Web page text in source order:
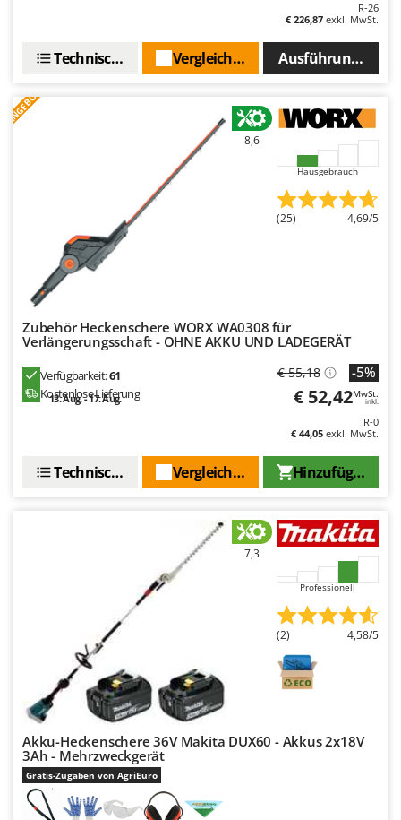
R-26
€ 226,87 exkl. MwSt.
Ausführungen(3)
Vergleichen Sie
Technische Daten
ANGEBOT
8,6
Hausgebrauch
(25) 4,69/5
Zubehör Heckenschere WORX WA0308 für
Verlängerungsschaft - OHNE AKKU UND LADEGERÄT
Verfügbarkeit:61
Kostenlose Lieferung
13. Aug. - 17. Aug.
€ 55,18 -5%
€ 52,42MwSt.
inkl.
R-0
€ 44,05 exkl. MwSt.
Hinzufügen
Vergleichen Sie
Technische Daten
7,3
Professionell
(2) 4,58/5
Akku-Heckenschere 36V Makita DUX60 - Akkus 2x18V
3Ah - Mehrzweckgerät
Gratis-Zugaben von AgriEuro